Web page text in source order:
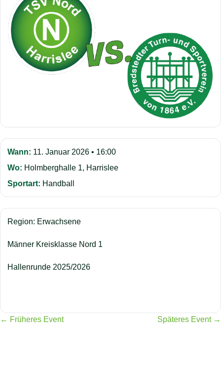
Wann: 11. Januar 2026 • 16:00
Wo: Holmberghalle 1, Harrislee
Sportart: Handball
Region: Erwachsene
Männer Kreisklasse Nord 1
Hallenrunde 2025/2026
← Früheres Event Späteres Event →